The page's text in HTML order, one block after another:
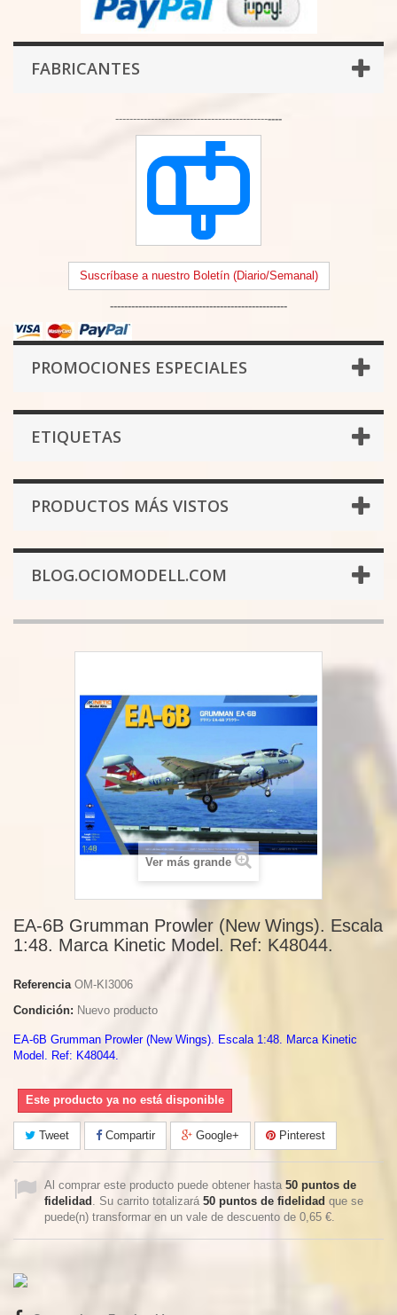
FABRICANTES
-----------------------------------------------
Suscríbase a nuestro Boletín (Diario/Semanal)
--------------------------------------------------
PROMOCIONES ESPECIALES
ETIQUETAS
PRODUCTOS MÁS VISTOS
BLOG.OCIOMODELL.COM
Ver más grande
EA-6B Grumman Prowler (New Wings). Escala
1:48. Marca Kinetic Model. Ref: K48044.
Referencia OM-KI3006
Condición: Nuevo producto
EA-6B Grumman Prowler (New Wings). Escala 1:48. Marca Kinetic
Model. Ref: K48044.
Este producto ya no está disponible
Tweet Compartir Google+ Pinterest
Al comprar este producto puede obtener hasta 50 puntos de
fidelidad . Su carrito totalizará 50 puntos de fidelidad que se
puede(n) transformar en un vale de descuento de 0,65 €.